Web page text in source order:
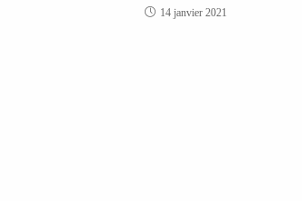
14 janvier 2021